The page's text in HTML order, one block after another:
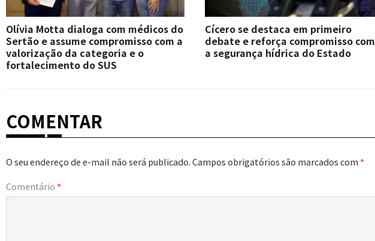
Olívia Motta dialoga com médicos do
Sertão e assume compromisso com a
valorização da categoria e o
fortalecimento do SUS
Cícero se destaca em primeiro
debate e reforça compromisso com
a segurança hídrica do Estado
COMENTAR
O seu endereço de e-mail não será publicado.Campos obrigatórios são marcados com*
Comentário *